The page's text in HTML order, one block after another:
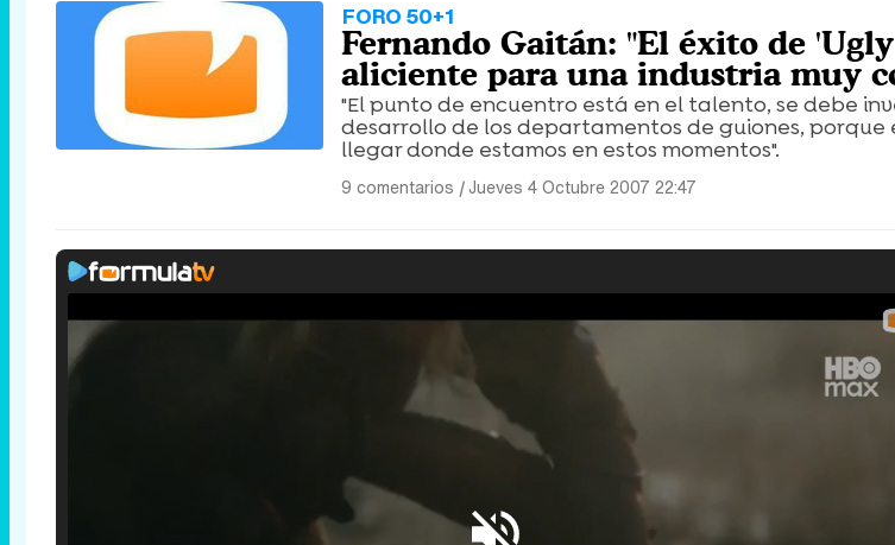
FORO 50+1
Fernando Gaitán: "El éxito de
aliciente para una industria muy
"El punto de encuentro está en el talento, se debe
desarrollo de los departamentos de guiones, porque
llegar donde estamos en estos momentos".
9 comentarios |Jueves 4 Octubre 2007 22:47